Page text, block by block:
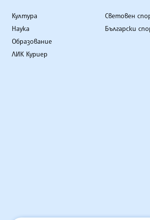
Култура
Наука
Образование
ЛИК Куриер
Световен
Български